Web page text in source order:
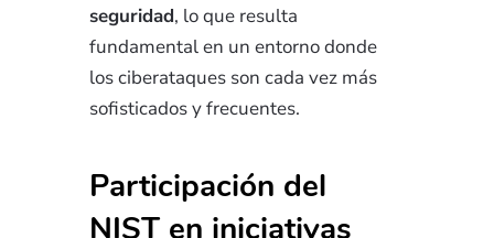
seguridad, lo que resulta
fundamental en un entorno donde
los ciberataques son cada vez más
sofisticados y frecuentes.
Participación del
NIST en iniciativas